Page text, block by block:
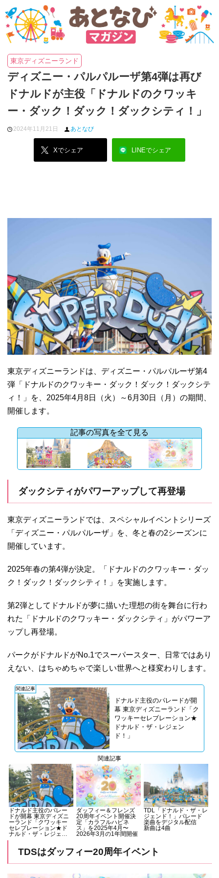
東京ディズニーランド
ディズニー・パルパルーザ第4弾は再び
ドナルドが主役「ドナルドのクワッキ
ー・ダック！ダック！ダックシティ！」
2024年11月21日 あとなび
Xでシェア LINEでシェア
東京ディズニーランドは、ディズニー・パルパルーザ第4
弾「ドナルドのクワッキー・ダック！ダック！ダックシテ
ィ！」を、2025年4月8日（火）～6月30日（月）の期間、
開催します。
記事の写真を全て見る
ダックシティがパワーアップして再登場
東京ディズニーランドでは、スペシャルイベントシリーズ
「ディズニー・パルパルーザ」を、冬と春の2シーズンに
開催しています。
2025年春の第4弾が決定。「ドナルドのクワッキー・ダッ
ク！ダック！ダックシティ！」を実施します。
第2弾としてドナルドが夢に描いた理想の街を舞台に行わ
れた「ドナルドのクワッキー・ダックシティ」がパワーア
ップし再登場。
パークがドナルドがNo.1でスーパースター、日常ではあり
えない、はちゃめちゃで楽しい世界へと様変わりします。
関連記事
ドナルド主役のパレードが開
幕 東京ディズニーランド「ク
ワッキーセレブレーション★
ドナルド・ザ・レジェン
ド！」
関連記事
ドナルド主役のパレー
ドが開幕 東京ディズニ
ーランド「クワッキー
セレブレーション★ド
ナルド・ザ・レジェン
ダッフィー＆フレンズ
20周年イベント開催決
定「カラフルハピネ
ス」を2025年4月〜
2026年3月の1年間開催
TDL「ドナルド・ザ・レ
ジェンド！」パレード
楽曲をデジタル配信
新曲は4曲
TDSはダッフィー20周年イベント